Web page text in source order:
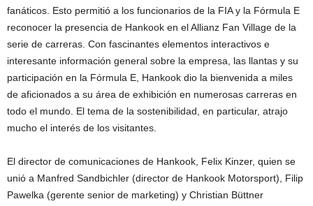
fanáticos. Esto permitió a los funcionarios de la FIA y la Fórmula E
reconocer la presencia de Hankook en el Allianz Fan Village de la
serie de carreras. Con fascinantes elementos interactivos e
interesante información general sobre la empresa, las llantas y su
participación en la Fórmula E, Hankook dio la bienvenida a miles
de aficionados a su área de exhibición en numerosas carreras en
todo el mundo. El tema de la sostenibilidad, en particular, atrajo
mucho el interés de los visitantes.
El director de comunicaciones de Hankook, Felix Kinzer, quien se
unió a Manfred Sandbichler (director de Hankook Motorsport), Filip
Pawelka (gerente senior de marketing) y Christian Büttner